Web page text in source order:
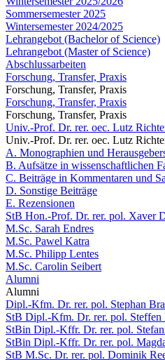
Sommersemester 2025
Wintersemester 2024/2025
Lehrangebot (Bachelor of Science)
Lehrangebot (Master of Science)
Abschlussarbeiten
Forschung, Transfer, Praxis
Forschung, Transfer, Praxis
Forschung, Transfer, Praxis
Forschung, Transfer, Praxis
Univ.-Prof. Dr. rer. oec. Lutz
Univ.-Prof. Dr. rer. oec. Lutz
A. Monographien und
B. Aufsätze in wissenschaftlichen
C. Beiträge in Kommentaren und
D. Sonstige Beiträge
E. Rezensionen
StB Hon.-Prof. Dr. rer. pol. Xaver
M.Sc. Sarah Endres
M.Sc. Pawel Katra
M.Sc. Philipp Lentes
M.Sc. Carolin Seibert
Alumni
Alumni
Dipl.-Kfm. Dr. rer. pol. Stephan
StB Dipl.-Kfm. Dr. rer. pol. Steffen
StBin Dipl.-Kffr. Dr. rer. pol.
StBin Dipl.-Kffr. Dr. rer. pol.
StB M.Sc. Dr. rer. pol. Dominik